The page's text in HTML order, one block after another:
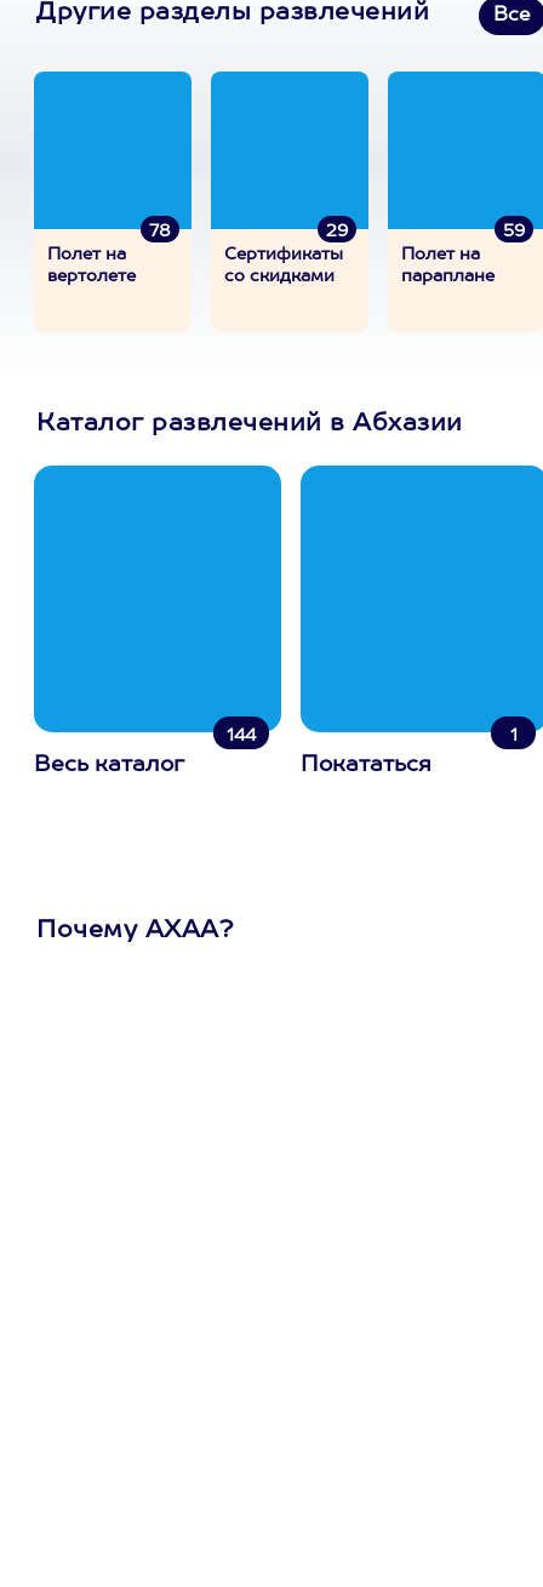
Другие разделы развлечений Все
78
Полет на
вертолете
29
Сертификаты
со скидками
59
Полет на
параплане
Каталог развлечений в Абхазии
144
Весь каталог
1
Покататься
Почему АХАА?